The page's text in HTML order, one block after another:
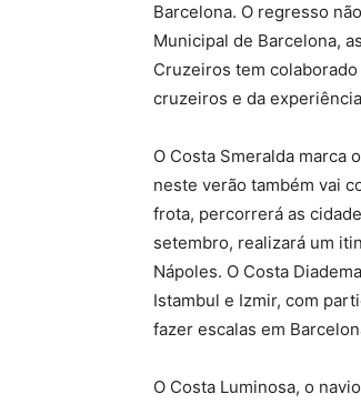
Barcelona. O regresso
Municipal de Barcelona,
Cruzeiros tem
cruzeiros e da
O Costa Smeralda marca
neste verão também vai
frota, percorrerá as
setembro, realizará um
Nápoles. O Costa
Istambul e Izmir, com
fazer escalas em
O Costa Luminosa, o